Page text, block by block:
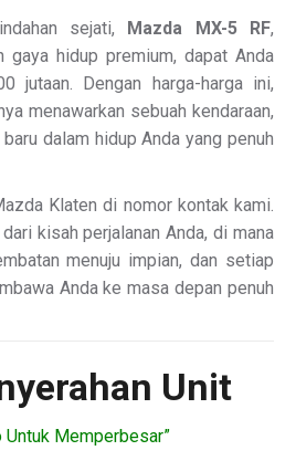
sejati, Mazda MX-5 RF,
gaya hidup premium, dapat Anda
jutaan. Dengan harga-harga ini,
menawarkan sebuah kendaraan,
dalam hidup Anda yang penuh
Klaten di nomor kontak kami.
kisah perjalanan Anda, di mana
menuju impian, dan setiap
Anda ke masa depan penuh
Unit
Untuk Memperbesar”